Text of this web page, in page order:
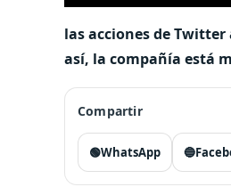
las acciones de
así, la compañía está
Compartir
🟢WhatsApp 🔵